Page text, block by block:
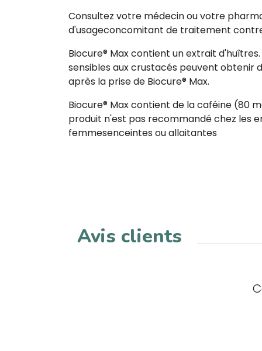
Consultez votre médecin ou votre
d'usageconcomitant de traitement
Biocure® Max contient un extrait
sensibles aux crustacés peuvent obtenir
après la prise de Biocure® Max.
Biocure® Max contient de la caféine (80
produit n'est pas recommandé chez les
femmesenceintes ou allaitantes
Avis clients